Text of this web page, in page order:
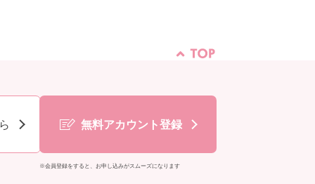
無料アカウント登録
※会員登録をすると、お申し込みがスムーズになります